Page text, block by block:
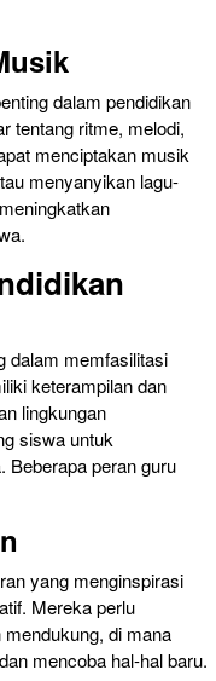
dalam pendidikan
tentang ritme, melodi,
menciptakan musik
menyanyikan lagu-
dalam memfasilitasi
keterampilan dan
lingkungan
siswa untuk
Beberapa peran guru
yang menginspirasi
Mereka perlu
di mana
mencoba hal-hal baru.